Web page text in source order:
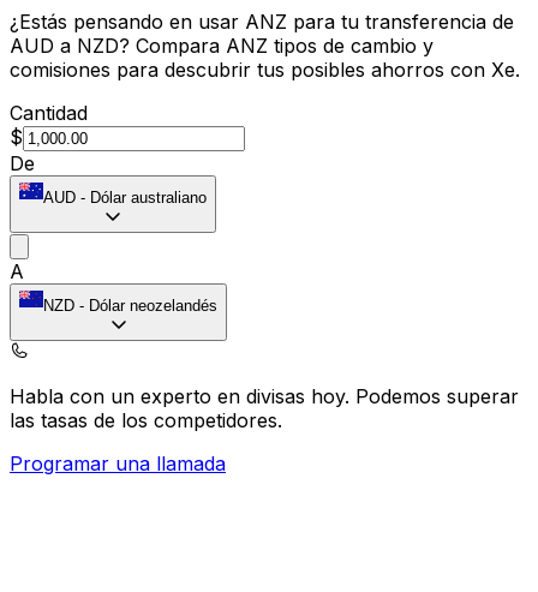
¿Estás pensando en usar ANZ para tu transferencia de
AUD a NZD? Compara ANZ tipos de cambio y
comisiones para descubrir tus posibles ahorros con Xe.
Cantidad
$
De
AUD - Dólar australiano
A
NZD - Dólar neozelandés
Habla con un experto en divisas hoy. Podemos superar
las tasas de los competidores.
Programar una llamada